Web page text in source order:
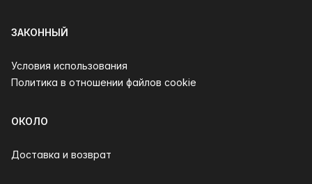
ЗАКОННЫЙ
Условия использования
Политика в отношении файлов cookie
ОКОЛО
Доставка и возврат